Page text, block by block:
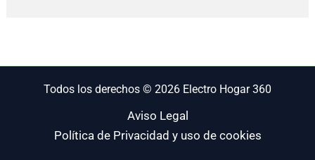
Todos los derechos © 2026 Electro Hogar 360
Aviso Legal
Política de Privacidad y uso de cookies